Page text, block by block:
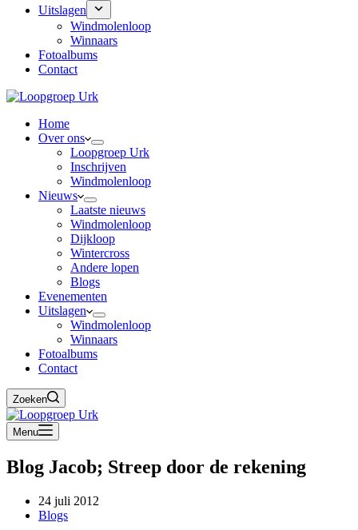
Uitslagen
Windmolenloop
Winnaars
Fotoalbums
Contact
Home
Over ons
Loopgroep Urk
Inschrijven
Windmolenloop
Nieuws
Laatste nieuws
Windmolenloop
Dijkloop
Wintercross
Andere lopen
Blogs
Evenementen
Uitslagen
Windmolenloop
Winnaars
Fotoalbums
Contact
Zoeken
Menu
Blog Jacob; Streep door de rekening
24 juli 2012
Blogs